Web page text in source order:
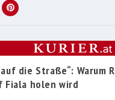
die Straße“: Warum
Fiala holen wird